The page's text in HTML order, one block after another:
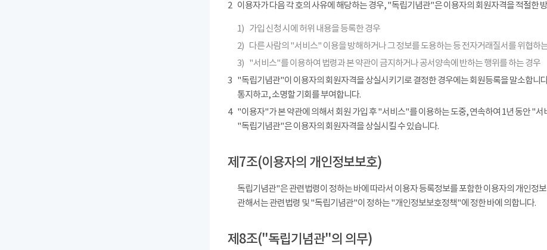
2 이용자가 다음 각 호의 사유에 해당하는 경우, "독립기념관"은 이용자의 회원자격을 적절한
1) 가입 신청 시에 허위 내용을 등록한 경우
2) 다른 사람의 "서비스" 이용을 방해하거나 그 정보를 도용하는 등 전자거래질서를 위협하
3) "서비스"를 이용하여 법령과 본 약관이 금지하거나 공서양속에 반하는 행위를 하는 경우
3 "독립기념관"이 이용자의 회원자격을 상실시키기로 결정한 경우에는 회원등록을 말소합니
통지하고, 소명할 기회를 부여합니다.
4
"이용자"가 본 약관에 의해서 회원 가입 후 "서비스"를 이용하는 도중, 연속하여 1년 동안 "
"독립기념관"은 이용자의 회원자격을 상실시킬 수 있습니다.
제7조(이용자의 개인정보보호)
독립기념관"은 관련법령이 정하는 바에 따라서 이용자 등록정보를 포함한 이용자의 개인정
관해서는 관련법령 및 "독립기념관"이 정하는 "개인정보보호정책"에 정한 바에 의합니다.
제8조("독립기념관"의 의무)